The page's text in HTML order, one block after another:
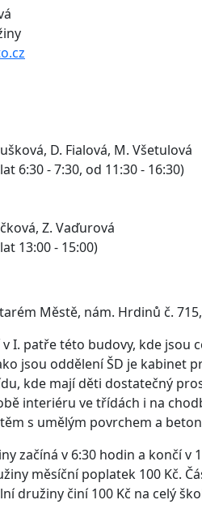
D. Fialová, M. Všetulová
6:30 - 7:30, od 11:30 - 16:30)
Z. Vaďurová
13:00 - 15:00)
Městě, nám. Hrdinů č.
I. patře této budovy, kde jsou
jsou oddělení ŠD je kabinet
kde mají děti dostatečný
interiéru ve třídách i na
s umělým povrchem a
začíná v 6:30 hodin a končí
měsíční poplatek 100 Kč.
družiny činí 100 Kč na celý